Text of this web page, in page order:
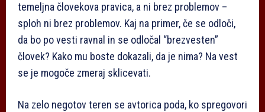
temeljna človekova pravica, a ni brez problemov –
sploh ni brez problemov. Kaj na primer, če se odloči,
da bo po vesti ravnal in se odločal “brezvesten”
človek? Kako mu boste dokazali, da je nima? Na vest
se je mogoče zmeraj sklicevati.
Na zelo negotov teren se avtorica poda, ko spregovori